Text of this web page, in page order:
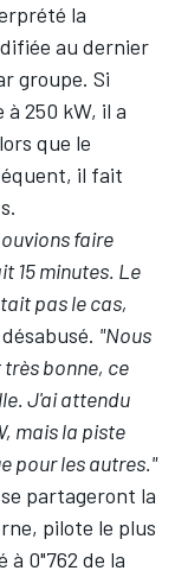
la
au dernier
groupe. Si
250 kW, il a
que le
il fait
faire
15 minutes. Le
pas le cas,
"Nous
bonne, ce
J'ai attendu
mais la piste
pour les autres."
partageront la
pilote le plus
0"762 de la